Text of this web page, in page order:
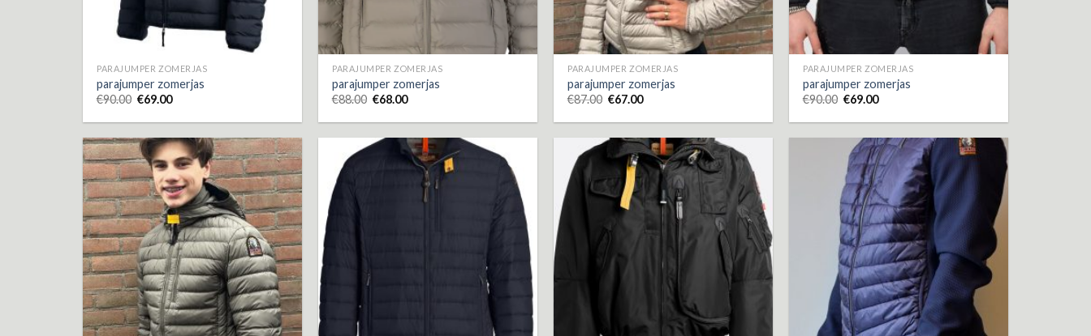
PARAJUMPER ZOMERJAS
parajumper zomerjas
€90.00 €69.00
PARAJUMPER ZOMERJAS
parajumper zomerjas
€88.00 €68.00
PARAJUMPER ZOMERJAS
parajumper zomerjas
€87.00 €67.00
PARAJUMPER ZOMERJAS
parajumper zomerjas
€90.00 €69.00